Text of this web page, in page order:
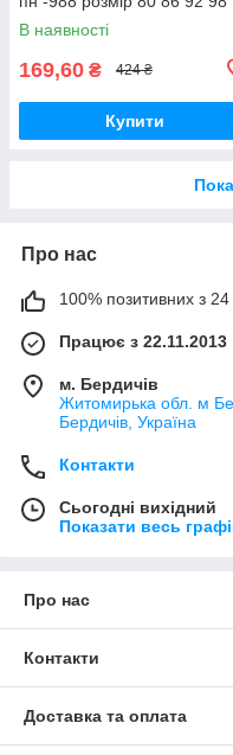
В наявності
169,60 ₴ 424 ₴
Купити
Про нас
100% позитивних з 24
Працює з 22.11.2013
м. Бердичів
Житомирька обл. м
Бердичів, Україна
Контакти
Сьогодні вихідний
Показати весь
Про нас
Контакти
Доставка та оплата